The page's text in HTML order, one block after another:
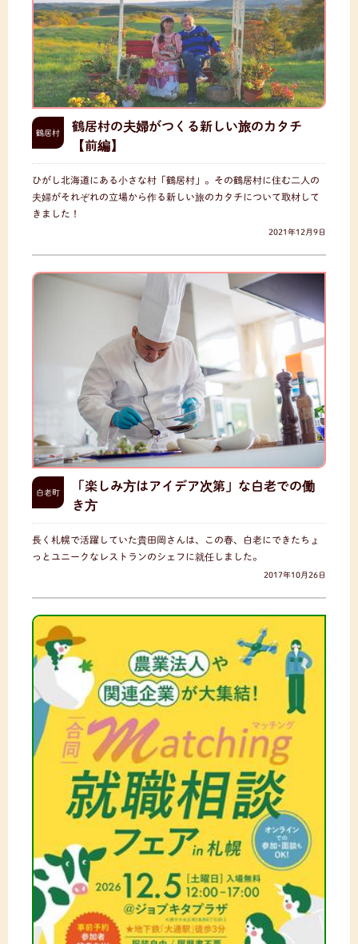
鶴居村
鶴居村の夫婦がつくる新しい旅のカタチ
【前編】
ひがし北海道にある小さな村「鶴居村」。その鶴居村に住む二人の
夫婦がそれぞれの立場から作る新しい旅のカタチについて取材して
きました！
2021年12月9日
白老町
「楽しみ方はアイデア次第」な白老での働
き方
長く札幌で活躍していた貴田岡さんは、この春、白老にできたちょ
っとユニークなレストランのシェフに就任しました。
2017年10月26日